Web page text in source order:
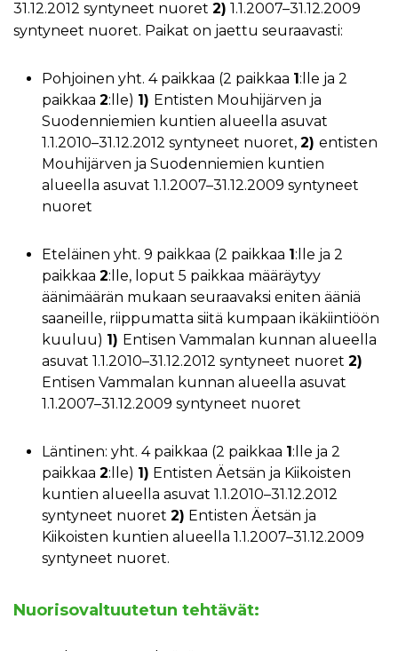
31.12.2012 syntyneet nuoret 2) 1.1.2007–31.12.2009
syntyneet nuoret. Paikat on jaettu seuraavasti:
Pohjoinen yht. 4 paikkaa (2 paikkaa 1:lle ja 2
paikkaa 2:lle) 1) Entisten Mouhijärven ja
Suodenniemien kuntien alueella asuvat
1.1.2010–31.12.2012 syntyneet nuoret, 2) entisten
Mouhijärven ja Suodenniemien kuntien
alueella asuvat 1.1.2007–31.12.2009 syntyneet
nuoret
Eteläinen yht. 9 paikkaa (2 paikkaa 1:lle ja 2
paikkaa 2:lle, loput 5 paikkaa määräytyy
äänimäärän mukaan seuraavaksi eniten ääniä
saaneille, riippumatta siitä kumpaan ikäkiintiöön
kuuluu) 1) Entisen Vammalan kunnan alueella
asuvat 1.1.2010–31.12.2012 syntyneet nuoret 2)
Entisen Vammalan kunnan alueella asuvat
1.1.2007–31.12.2009 syntyneet nuoret
Läntinen: yht. 4 paikkaa (2 paikkaa 1:lle ja 2
paikkaa 2:lle) 1) Entisten Äetsän ja Kiikoisten
kuntien alueella asuvat 1.1.2010–31.12.2012
syntyneet nuoret 2) Entisten Äetsän ja
Kiikoisten kuntien alueella 1.1.2007–31.12.2009
syntyneet nuoret.
Nuorisovaltuutetun tehtävät: